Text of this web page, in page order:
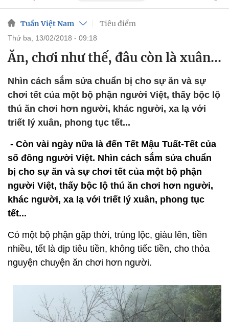
Tuần Việt Nam Tiêu điểm
thứ ba, 13/02/2018 - 09:18
Ăn, chơi như thế, đâu còn là xuân...
Nhìn cách sắm sửa chuẩn bị cho sự ăn và sự
chơi tết của một bộ phận người Việt, thấy bộc lộ
thú ăn chơi hơn người, khác người, xa lạ với
triết lý xuân, phong tục tết...
- Còn vài ngày nữa là đến Tết Mậu Tuất-Tết của
số đông người Việt. Nhìn cách sắm sửa chuẩn
bị cho sự ăn và sự chơi tết của một bộ phận
người Việt, thấy bộc lộ thú ăn chơi hơn người,
khác người, xa lạ với triết lý xuân, phong tục
tết...
Có một bộ phận gặp thời, trúng lộc, giàu lên, tiền
nhiều, tết là dịp tiêu tiền, không tiếc tiền, cho thỏa
nguyện chuyện ăn chơi hơn người.